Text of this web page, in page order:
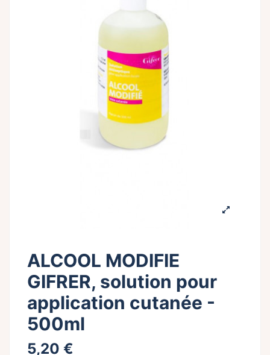
ALCOOL MODIFIE
GIFRER, solution pour
application cutanée -
500ml
5,20 €